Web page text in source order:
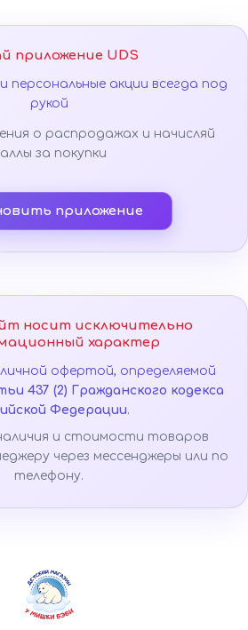
приложение UDS
персональные акции всегда под
рукой
о распродажах и начисляй
за покупки
приложение
носит исключительно
характер
офертой, определяемой
437 (2) Гражданского кодекса
Федерации.
и стоимости товаров
через мессенджеры или по
телефону.